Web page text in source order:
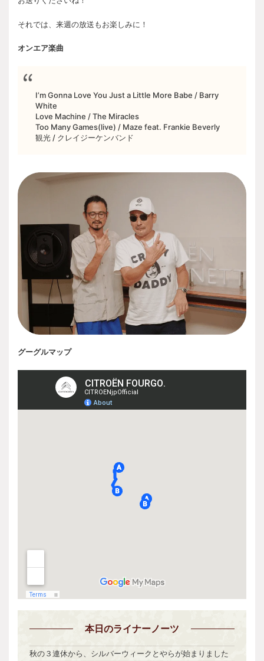
それでは、来週の放送もお楽しみに！
オンエア楽曲
I’m Gonna Love You Just a Little More Babe / Barry
White
Love Machine / The Miracles
Too Many Games(live) / Maze feat. Frankie Beverly
観光 / クレイジーケンバンド
グーグルマップ
本日のライナーノーツ
秋の３連休から、シルバーウィークとやらが始まりました